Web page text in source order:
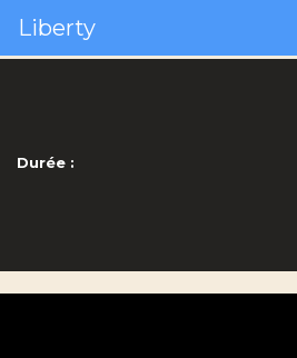
Liberty
Durée :